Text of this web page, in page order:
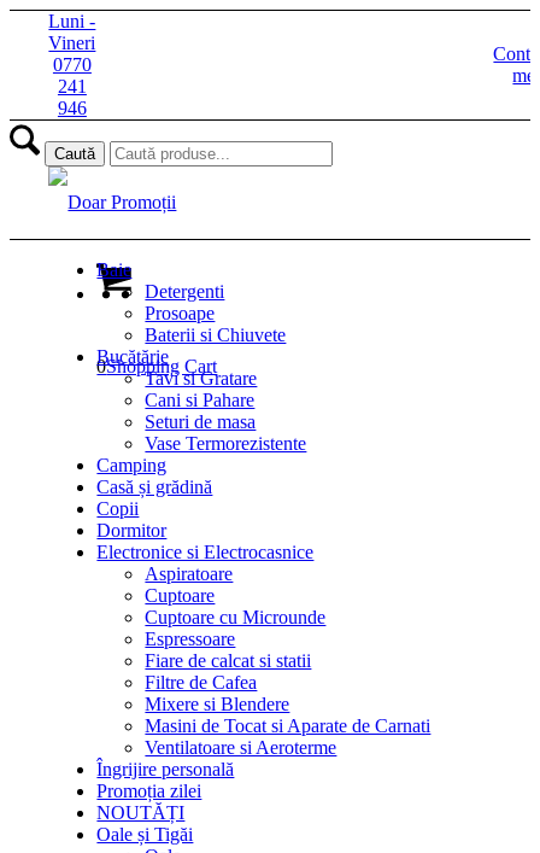
Luni -
Vineri
0770
241
946
0Shopping Cart
Baie
Detergenti
Prosoape
Baterii si Chiuvete
Bucătărie
Tavi si Gratare
Cani si Pahare
Seturi de masa
Vase Termorezistente
Camping
Casă și grădină
Copii
Dormitor
Electronice si Electrocasnice
Aspiratoare
Cuptoare
Cuptoare cu Microunde
Espressoare
Fiare de calcat si statii
Filtre de Cafea
Mixere si Blendere
Masini de Tocat si Aparate de Carnati
Ventilatoare si Aeroterme
Îngrijire personală
Promoția zilei
NOUTĂȚI
Oale și Tigăi